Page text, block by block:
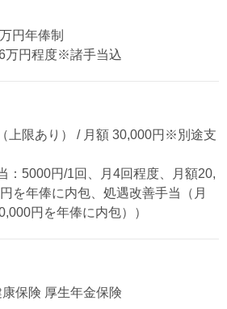
円年俸制
万円程度※諸手当込
上限あり） / 月額 30,000円※別途支
：5000円/1回、月4回程度、月額20,
を年俸に内包、処遇改善手当（月
円を年俸に内包））
保険 厚生年金保険